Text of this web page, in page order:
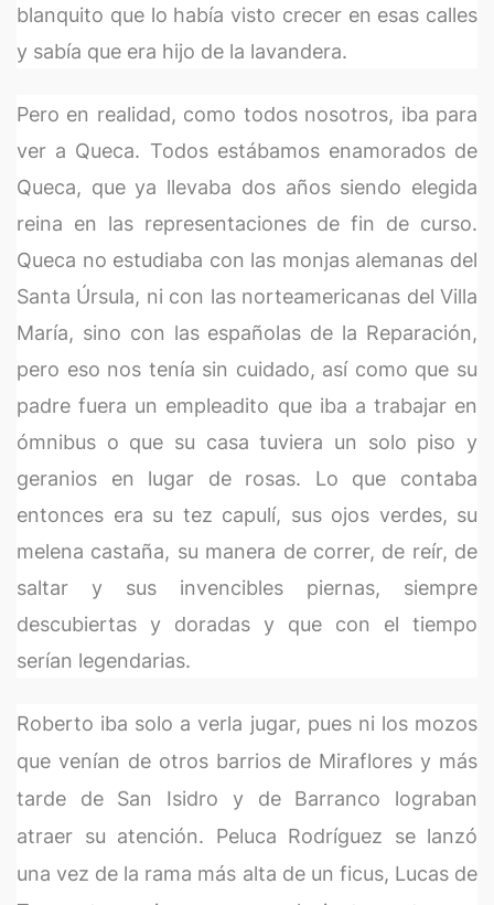
blanquito que lo había visto crecer en esas calles
y sabía que era hijo de la lavandera.
Pero en realidad, como todos nosotros, iba para
ver a Queca. Todos estábamos enamorados de
Queca, que ya llevaba dos años siendo elegida
reina en las representaciones de fin de curso.
Queca no estudiaba con las monjas alemanas del
Santa Úrsula, ni con las norteamericanas del Villa
María, sino con las españolas de la Reparación,
pero eso nos tenía sin cuidado, así como que su
padre fuera un empleadito que iba a trabajar en
ómnibus o que su casa tuviera un solo piso y
geranios en lugar de rosas. Lo que contaba
entonces era su tez capulí, sus ojos verdes, su
melena castaña, su manera de correr, de reír, de
saltar y sus invencibles piernas, siempre
descubiertas y doradas y que con el tiempo
serían legendarias.
Roberto iba solo a verla jugar, pues ni los mozos
que venían de otros barrios de Miraflores y más
tarde de San Isidro y de Barranco lograban
atraer su atención. Peluca Rodríguez se lanzó
una vez de la rama más alta de un ficus, Lucas de